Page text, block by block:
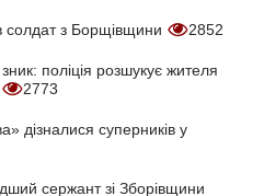
солдат з Борщівщини 2852
поліція розшукує жителя
2773
дізналися суперників у
сержант зі Зборівщини